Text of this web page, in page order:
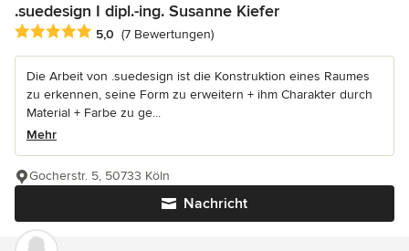
.suedesign I dipl.-ing. Susanne Kiefer
Durchschnittliche Bewertung: 5 von 5 Sternen
5,0 (7 Bewertungen)
Die Arbeit von .suedesign ist die Konstruktion eines Raumes
zu erkennen, seine Form zu erweitern + ihm Charakter durch
Material + Farbe zu ge...
Mehr
Nachricht
Gocherstr. 5, 50733 Köln